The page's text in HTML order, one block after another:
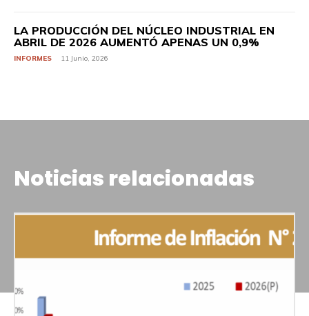
LA PRODUCCIÓN DEL NÚCLEO INDUSTRIAL EN
ABRIL DE 2026 AUMENTÓ APENAS UN 0,9%
INFORMES 11 Junio, 2026
Noticias relacionadas